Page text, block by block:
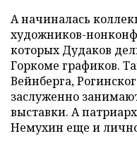
А начиналась
художников-
которых Дудаков
Горкоме графиков.
Вейнберга,
заслуженно
выставки. А
Немухин еще и